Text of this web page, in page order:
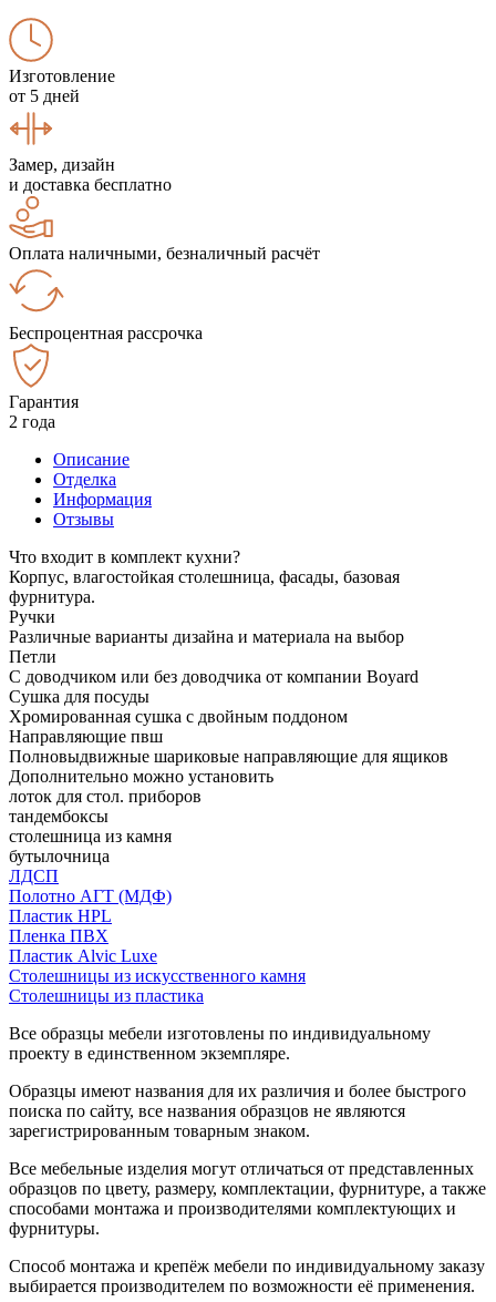
Изготовление
от 5 дней
Замер, дизайн
и доставка бесплатно
Оплата наличными, безналичный расчёт
Беспроцентная рассрочка
Гарантия
2 года
Описание
Отделка
Информация
Отзывы
Что входит в комплект кухни?
Корпус, влагостойкая столешница, фасады, базовая
фурнитура.
Ручки
Различные варианты дизайна и материала на выбор
Петли
С доводчиком или без доводчика от компании Boyard
Сушка для посуды
Хромированная сушка с двойным поддоном
Направляющие пвш
Полновыдвижные шариковые направляющие для ящиков
Дополнительно можно установить
лоток для стол. приборов
тандембоксы
столешница из камня
бутылочница
ЛДСП
Полотно АГТ (МДФ)
Пластик HPL
Пленка ПВХ
Пластик Alvic Luxe
Столешницы из искусственного камня
Столешницы из пластика
Все образцы мебели изготовлены по индивидуальному
проекту в единственном экземпляре.
Образцы имеют названия для их различия и более быстрого
поиска по сайту, все названия образцов не являются
зарегистрированным товарным знаком.
Все мебельные изделия могут отличаться от представленных
образцов по цвету, размеру, комплектации, фурнитуре, а также
способами монтажа и производителями комплектующих и
фурнитуры.
Способ монтажа и крепёж мебели по индивидуальному заказу
выбирается производителем по возможности её применения.